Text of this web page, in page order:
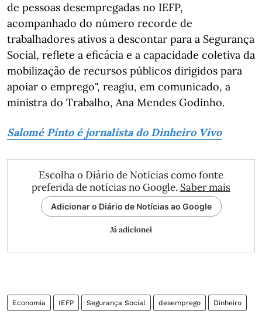
de pessoas desempregadas no IEFP,
acompanhado do número recorde de
trabalhadores ativos a descontar para a Segurança
Social, reflete a eficácia e a capacidade coletiva da
mobilização de recursos públicos dirigidos para
apoiar o emprego", reagiu, em comunicado, a
ministra do Trabalho, Ana Mendes Godinho.
Salomé Pinto é jornalista do Dinheiro Vivo
Escolha o Diário de Notícias como fonte
preferida de notícias no Google. Saber mais
Adicionar o Diário de Notícias ao Google
Já adicionei
Economia IEFP Segurança Social desemprego Dinheiro